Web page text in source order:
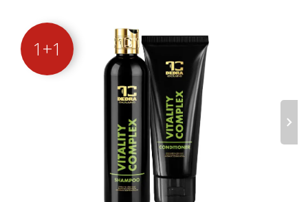
1+1
›